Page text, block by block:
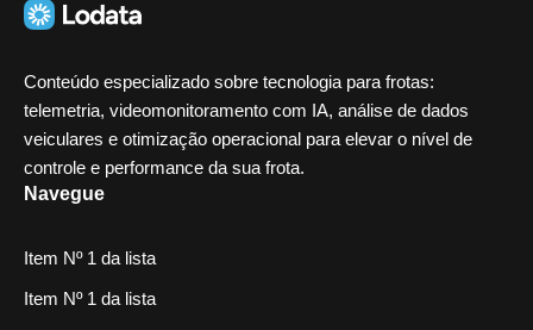
Conteúdo especializado sobre tecnologia para frotas:
telemetria, videomonitoramento com IA, análise de dados
veiculares e otimização operacional para elevar o nível de
controle e performance da sua frota.
Navegue
Item Nº 1 da lista
Item Nº 1 da lista